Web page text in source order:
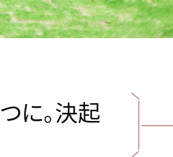
つに。決起